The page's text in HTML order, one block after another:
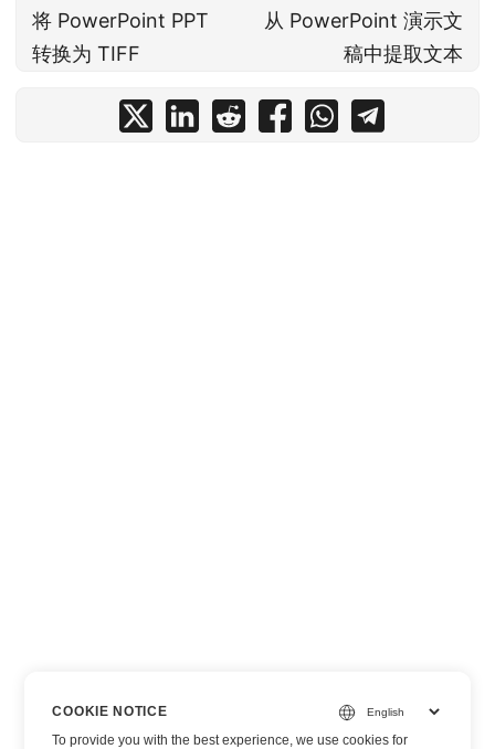
将 PowerPoint PPT
转换为 TIFF
从 PowerPoint 演示文
稿中提取文本
COOKIE NOTICE
To provide you with the best experience, we use cookies for